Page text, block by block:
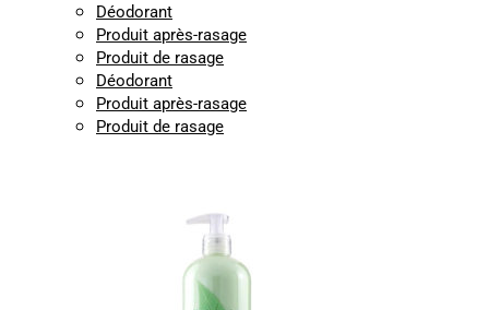
Déodorant
Produit après-rasage
Produit de rasage
Déodorant
Produit après-rasage
Produit de rasage